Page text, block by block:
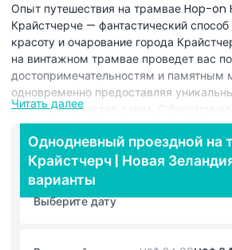
Опыт путешествия на трамвае Hop-
Крайстчерче — фантастический
красоту и очарование города
на винтажном трамвае проведет вас
достопримечательностям и памятным
одновременно предоставляя
способ знакомства с ним. С билетом
Крайстчерч вы можете садиться и
сколько захотите, позволяя
собственном ритме. Маршрут трамвая
ключевые направления, такие как
Ботанические сады Крайстчерча,
квартал Риверсайд и увлекательный
современных городских
Читать далее
Однодневный проездной на
Крайстчерч | Новая
варианты
Выберите дату